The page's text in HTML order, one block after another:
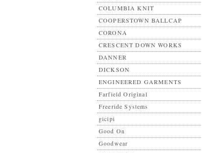
COLUMBIA KNIT
COOPERSTOWN BALLCAP
CORONA
CRESCENT DOWN WORKS
DANNER
DICKSON
ENGINEERED GARMENTS
Farfield Original
Freeride Systems
gicipi
Good On
Goodwear